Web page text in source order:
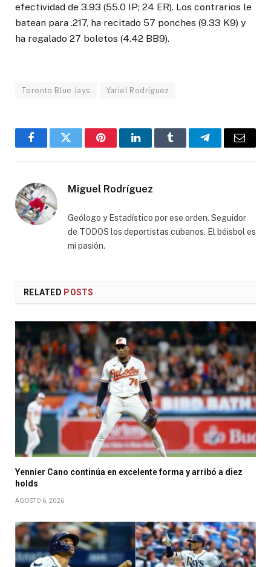
efectividad de 3.93 (55.0 IP; 24 ER). Los contrarios le
batean para .217, ha recitado 57 ponches (9.33 K9) y
ha regalado 27 boletos (4.42 BB9).
Toronto Blue Jays Yariel Rodríguez
FacebookTwitter PinterestLinkedInTumblr TelegramEmail
Miguel Rodríguez
Geólogo y Estadístico por ese orden. Seguidor
de TODOS los deportistas cubanos. El béisbol es
mi pasión.
RELATED POSTS
Yennier Cano continúa en excelente forma y arribó a diez
holds
AGOSTO 6, 2026